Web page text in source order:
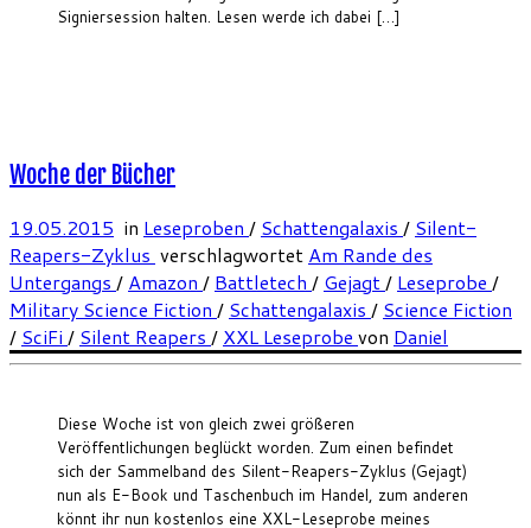
Signiersession halten. Lesen werde ich dabei […]
Diese Woche ist von gleich zwei größeren
Veröffentlichungen beglückt worden. Zum einen befindet
sich der Sammelband des Silent-Reapers-Zyklus (Gejagt)
nun als E-Book und Taschenbuch im Handel, zum anderen
könnt ihr nun kostenlos eine XXL-Leseprobe meines
Woche der Bücher
19.05.2015 in Leseproben / Schattengalaxis / Silent-
Reapers-Zyklus verschlagwortet Am Rande des
Untergangs / Amazon / Battletech / Gejagt/ Leseprobe /
Military Science Fiction / Schattengalaxis / Science Fiction
/ SciFi / Silent Reapers / XXL Leseprobe von Daniel